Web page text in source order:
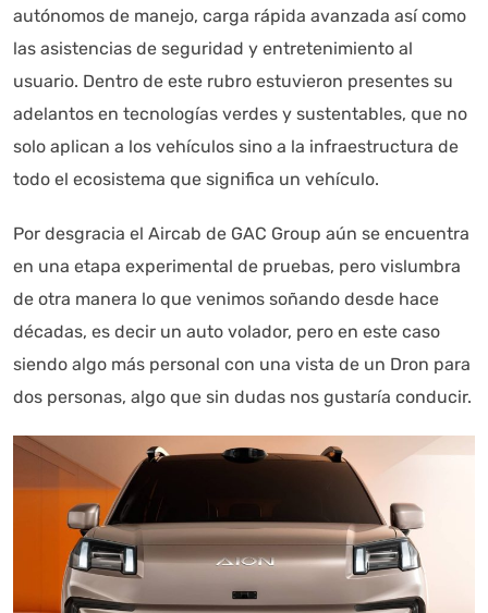
autónomos de manejo, carga rápida avanzada así como
las asistencias de seguridad y entretenimiento al
usuario. Dentro de este rubro estuvieron presentes su
adelantos en tecnologías verdes y sustentables, que no
solo aplican a los vehículos sino a la infraestructura de
todo el ecosistema que significa un vehículo.
Por desgracia el Aircab de GAC Group aún se encuentra
en una etapa experimental de pruebas, pero vislumbra
de otra manera lo que venimos soñando desde hace
décadas, es decir un auto volador, pero en este caso
siendo algo más personal con una vista de un Dron para
dos personas, algo que sin dudas nos gustaría conducir.
información referencial que puede contener errores.
Asistente con IA en desarrollo. Autoanalítica optimiza
diariamente su exactitud."